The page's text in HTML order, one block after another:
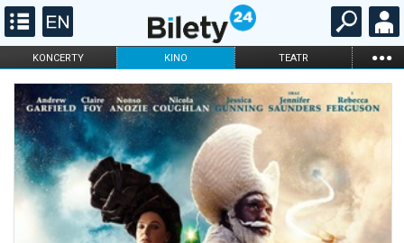
KONCERTY KINO TEATR ...
FILHARMONIA OPERA I BALET
STAND-UP
DLA DZIECI
ONLINE KARNETY